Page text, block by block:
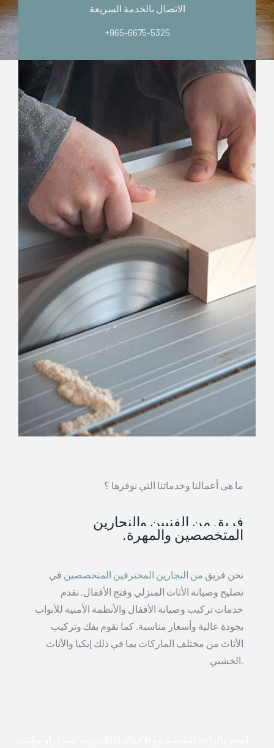
الاتصال بالخدمة السريعة
+965-6675-5325
ما هى أعمالنا وخدماتنا التي نوفرها ؟
فريق من الفنيين والنجارين
المتخصصين والمهرة.
نحن فريق من النجارين المحترفين المتخصصين في
تصليح وصيانة الأثاث المنزلي وفتح الأقفال. نقدم
خدمات تركيب وصيانة الأقفال والأنظمة الأمنية للأبواب
بجودة عالية وأسعار مناسبة. كما نقوم بفك وتركيب
الأثاث من مختلف الماركات بما في ذلك إيكيا والأثاث
الخشبي.